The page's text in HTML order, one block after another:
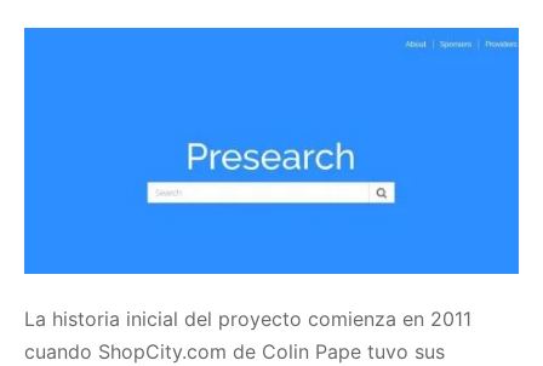
La historia inicial del proyecto comienza en 2011
cuando ShopCity.com de Colin Pape tuvo sus